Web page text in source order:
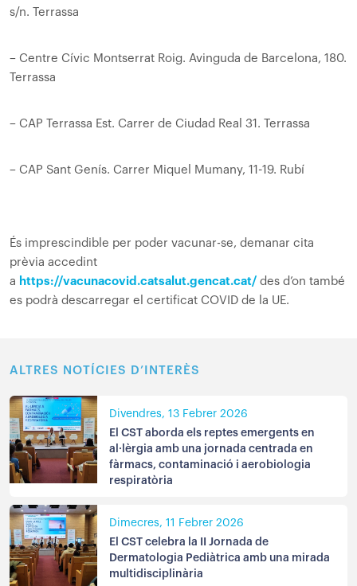
s/n. Terrassa
– Centre Cívic Montserrat Roig. Avinguda de Barcelona, 180.
Terrassa
– CAP Terrassa Est. Carrer de Ciudad Real 31. Terrassa
– CAP Sant Genís. Carrer Miquel Mumany, 11-19. Rubí
És imprescindible per poder vacunar-se, demanar cita
prèvia accedint
a https://vacunacovid.catsalut.gencat.cat/ des d’on també
es podrà descarregar el certificat COVID de la UE.
ALTRES NOTÍCIES D’INTERÈS
Divendres, 13 Febrer 2026
El CST aborda els reptes emergents en
al·lèrgia amb una jornada centrada en
fàrmacs, contaminació i aerobiologia
respiratòria
Dimecres, 11 Febrer 2026
El CST celebra la II Jornada de
Dermatologia Pediàtrica amb una mirada
multidisciplinària